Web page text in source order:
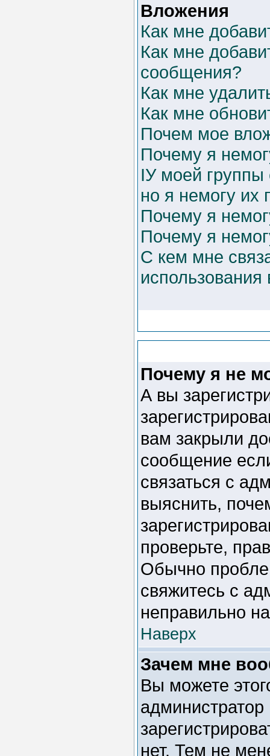
Вложения
Как мне
Как мне
сообщения?
Как мне
Как мне
Почем мое
Почему я
IУ моей группы
но я немогу их
Почему я
Почему я
С кем мне
Почему я не
А вы
вам закрыли
сообщение
связаться с
выяснить,
проверьте,
Обычно
свяжитесь с
неправильно
Наверх
Зачем мне
Вы можете
нет. Тем не